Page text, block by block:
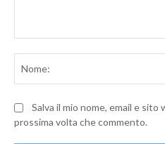
Salva il mio nome, email e
prossima volta che commento.